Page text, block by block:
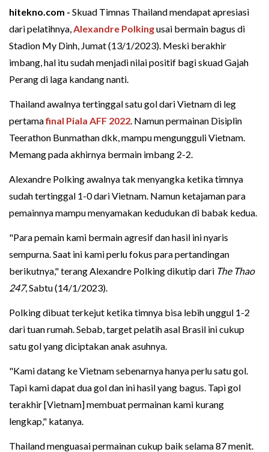
hitekno.com - Skuad Timnas Thailand mendapat apresiasi
dari pelatihnya,Alexandre Polkingusai bermain bagus di
Stadion My Dinh, Jumat (13/1/2023). Meski berakhir
imbang, hal itu sudah menjadi nilai positif bagi skuad Gajah
Perang di laga kandang nanti.
Thailand awalnya tertinggal satu gol dari Vietnam di leg
pertamafinal Piala AFF 2022. Namun permainan Disiplin
Teerathon Bunmathan dkk, mampu mengungguli Vietnam.
Memang pada akhirnya bermain imbang 2-2.
Alexandre Polking awalnya tak menyangka ketika timnya
sudah tertinggal 1-0 dari Vietnam. Namun ketajaman para
pemainnya mampu menyamakan kedudukan di babak kedua.
"Para pemain kami bermain agresif dan hasil ini nyaris
sempurna. Saat ini kami perlu fokus para pertandingan
berikutnya," terang Alexandre Polking dikutip dari The Thao
247, Sabtu (14/1/2023).
Polking dibuat terkejut ketika timnya bisa lebih unggul 1-2
dari tuan rumah. Sebab, target pelatih asal Brasil ini cukup
satu gol yang diciptakan anak asuhnya.
"Kami datang ke Vietnam sebenarnya hanya perlu satu gol.
Tapi kami dapat dua gol dan ini hasil yang bagus. Tapi gol
terakhir [Vietnam] membuat permainan kami kurang
lengkap," katanya.
Thailand menguasai permainan cukup baik selama 87 menit.